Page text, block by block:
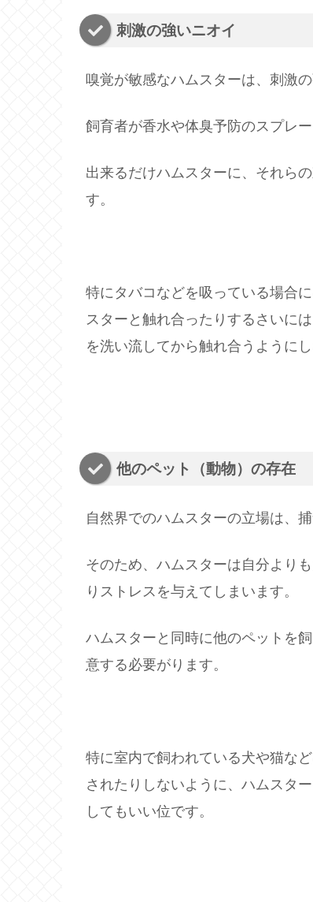
刺激の強いニオイ
嗅覚が敏感なハムスターは、刺激
飼育者が香水や体臭予防のスプレ
出来るだけハムスターに、それら
す。
特にタバコなどを吸っている場合
スターと触れ合ったりするさいに
を洗い流してから触れ合うようにし
他のペット（動物）の存在
自然界でのハムスターの立場は、
そのため、ハムスターは自分より
りストレスを与えてしまいます。
ハムスターと同時に他のペットを
意する必要がります。
特に室内で飼われている犬や猫な
されたりしないように、ハムスタ
してもいい位です。